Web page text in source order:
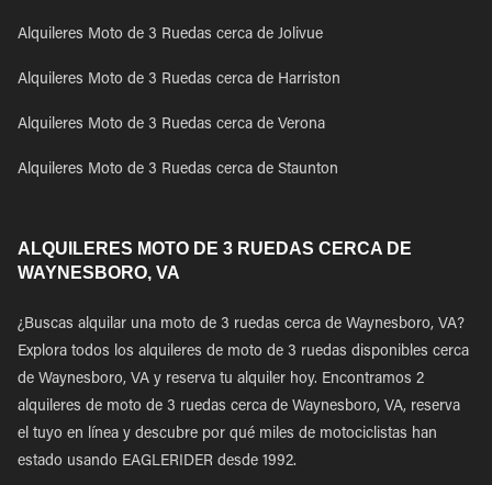
Alquileres Moto de 3 Ruedas cerca de Jolivue
Alquileres Moto de 3 Ruedas cerca de Harriston
Alquileres Moto de 3 Ruedas cerca de Verona
Alquileres Moto de 3 Ruedas cerca de Staunton
ALQUILERES MOTO DE 3 RUEDAS CERCA DE
WAYNESBORO, VA
¿Buscas alquilar una moto de 3 ruedas cerca de Waynesboro, VA?
Explora todos los alquileres de moto de 3 ruedas disponibles cerca
de Waynesboro, VA y reserva tu alquiler hoy. Encontramos 2
alquileres de moto de 3 ruedas cerca de Waynesboro, VA, reserva
el tuyo en línea y descubre por qué miles de motociclistas han
estado usando EAGLERIDER desde 1992.